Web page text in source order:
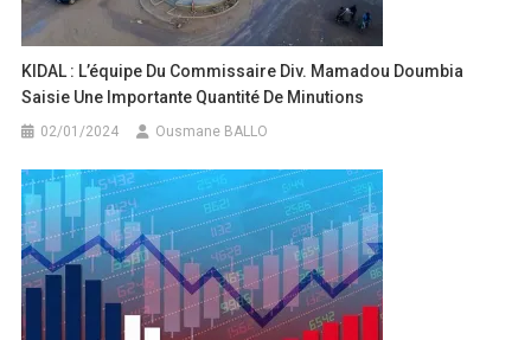
KIDAL : L’équipe Du Commissaire Div. Mamadou Doumbia
Saisie Une Importante Quantité De Minutions
02/01/2024 Ousmane BALLO